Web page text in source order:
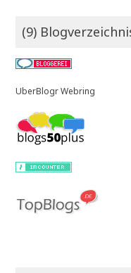
(9)
UberBlogr Webring